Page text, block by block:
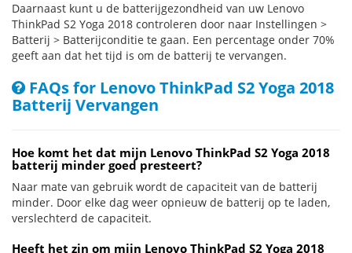
Daarnaast kunt u de batterijgezondheid van uw Lenovo
ThinkPad S2 Yoga 2018 controleren door naar Instellingen >
Batterij > Batterijconditie te gaan. Een percentage onder 70%
geeft aan dat het tijd is om de batterij te vervangen.
FAQs for Lenovo ThinkPad S2 Yoga 2018
Batterij Vervangen
Hoe komt het dat mijn Lenovo ThinkPad S2 Yoga 2018
batterij minder goed presteert?
Naar mate van gebruik wordt de capaciteit van de batterij
minder. Door elke dag weer opnieuw de batterij op te laden,
verslechterd de capaciteit.
Heeft het zin om mijn Lenovo ThinkPad S2 Yoga 2018